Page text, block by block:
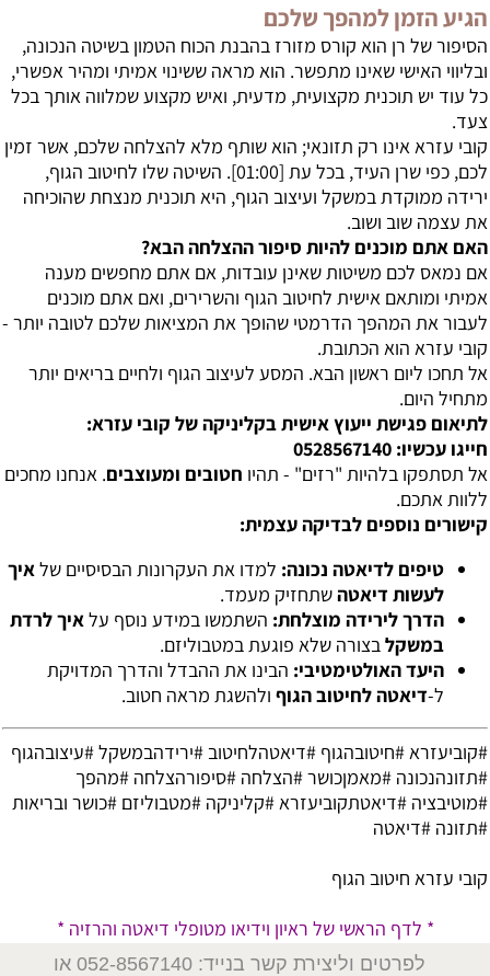
הגיע הזמן למהפך שלכם
הסיפור של רן הוא קורס מזורז בהבנת הכוח הטמון בשיטה הנכונה,
ובליווי האישי שאינו מתפשר. הוא מראה ששינוי אמיתי ומהיר אפשרי,
כל עוד יש תוכנית מקצועית, מדעית, ואיש מקצוע שמלווה אותך בכל
צעד.
קובי עזרא אינו רק תזונאי; הוא שותף מלא להצלחה שלכם, אשר זמין
לכם, כפי שרן העיד, בכל עת [01:00]. השיטה שלו לחיטוב הגוף,
ירידה ממוקדת במשקל ועיצוב הגוף, היא תוכנית מנצחת שהוכיחה
את עצמה שוב ושוב.
האם אתם מוכנים להיות סיפור ההצלחה הבא?
אם נמאס לכם משיטות שאינן עובדות, אם אתם מחפשים מענה
אמיתי ומותאם אישית לחיטוב הגוף והשרירים, ואם אתם מוכנים
לעבור את המהפך הדרמטי שהופך את המציאות שלכם לטובה יותר -
קובי עזרא הוא הכתובת.
אל תחכו ליום ראשון הבא. המסע לעיצוב הגוף ולחיים בריאים יותר
מתחיל היום.
לתיאום פגישת ייעוץ אישית בקליניקה של קובי עזרא:
חייגו עכשיו: 0528567140
אל תסתפקו בלהיות "רזים" - תהיו חטובים ומעוצבים. אנחנו מחכים
ללוות אתכם.
קישורים נוספים לבדיקה עצמית:
טיפים לדיאטה נכונה: למדו את העקרונות הבסיסיים של איך
לעשות דיאטהשתחזיק מעמד.
הדרך לירידה מוצלחת: השתמשו במידע נוסף על איך לרדת
במשקל בצורה שלא פוגעת במטבוליזם.
היעד האולטימטיבי: הבינו את ההבדל והדרך המדויקת
ל-דיאטה לחיטוב הגוף ולהשגת מראה חטוב.
#קוביעזרא #חיטובהגוף #דיאטהלחיטוב #ירידהבמשקל #עיצובהגוף
#תזונהנכונה #מאמןכושר #הצלחה #סיפורהצלחה #מהפך
#מוטיבציה #דיאטתקוביעזרא #קליניקה #מטבוליזם #כושר ובריאות
#תזונה #דיאטה
קובי עזרא חיטוב הגוף
* לדף הראשי של ראיון וידיאו מטופלי דיאטה והרזיה *
לפרטים וליצירת קשר בנייד: 052-8567140
או